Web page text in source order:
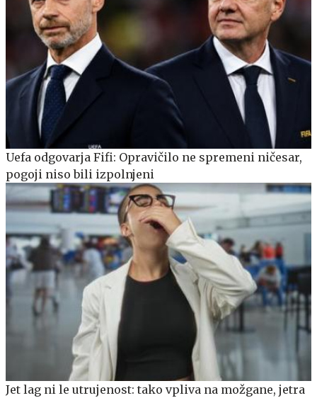
Uefa odgovarja Fifi: Opravičilo ne spremeni ničesar,
pogoji niso bili izpolnjeni
Jet lag ni le utrujenost: tako vpliva na možgane, jetra